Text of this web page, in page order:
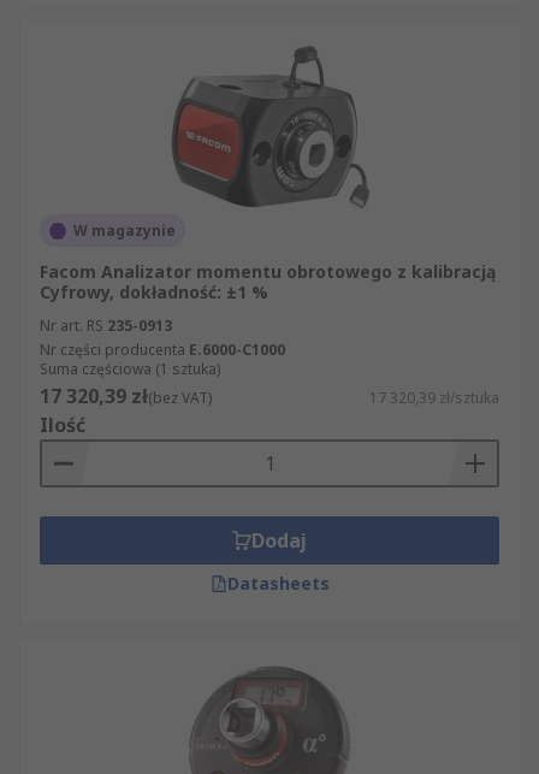
W magazynie
Facom Analizator momentu obrotowego z kalibracją
Cyfrowy, dokładność: ±1 %
Nr art. RS 235-0913
Nr części producenta E.6000-C1000
Suma częściowa (1 sztuka)
17 320,39 zł(bez VAT) 17 320,39 zł/sztuka
Ilość
Dodaj
Datasheets